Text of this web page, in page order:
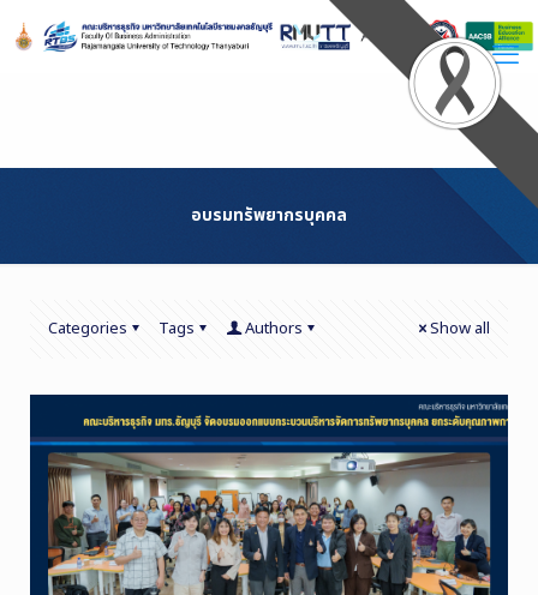
Content
อบรมทรัพยากรบุคคล
Categories Tags Authors Show all